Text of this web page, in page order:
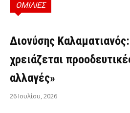
ΟΜΙΛΙΕΣ
ΟΜΙΛΊΕΣ
Διονύσης
χρειάζεται
αλλαγές»
26 Ιουλίου, 2026